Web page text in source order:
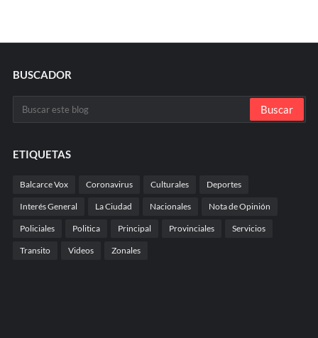
BUSCADOR
ETIQUETAS
Balcarce Vox Coronavirus Culturales Deportes
Interés General La Ciudad Nacionales Nota de Opinión
Policiales Politica Principal Provinciales Servicios
Transito Videos Zonales